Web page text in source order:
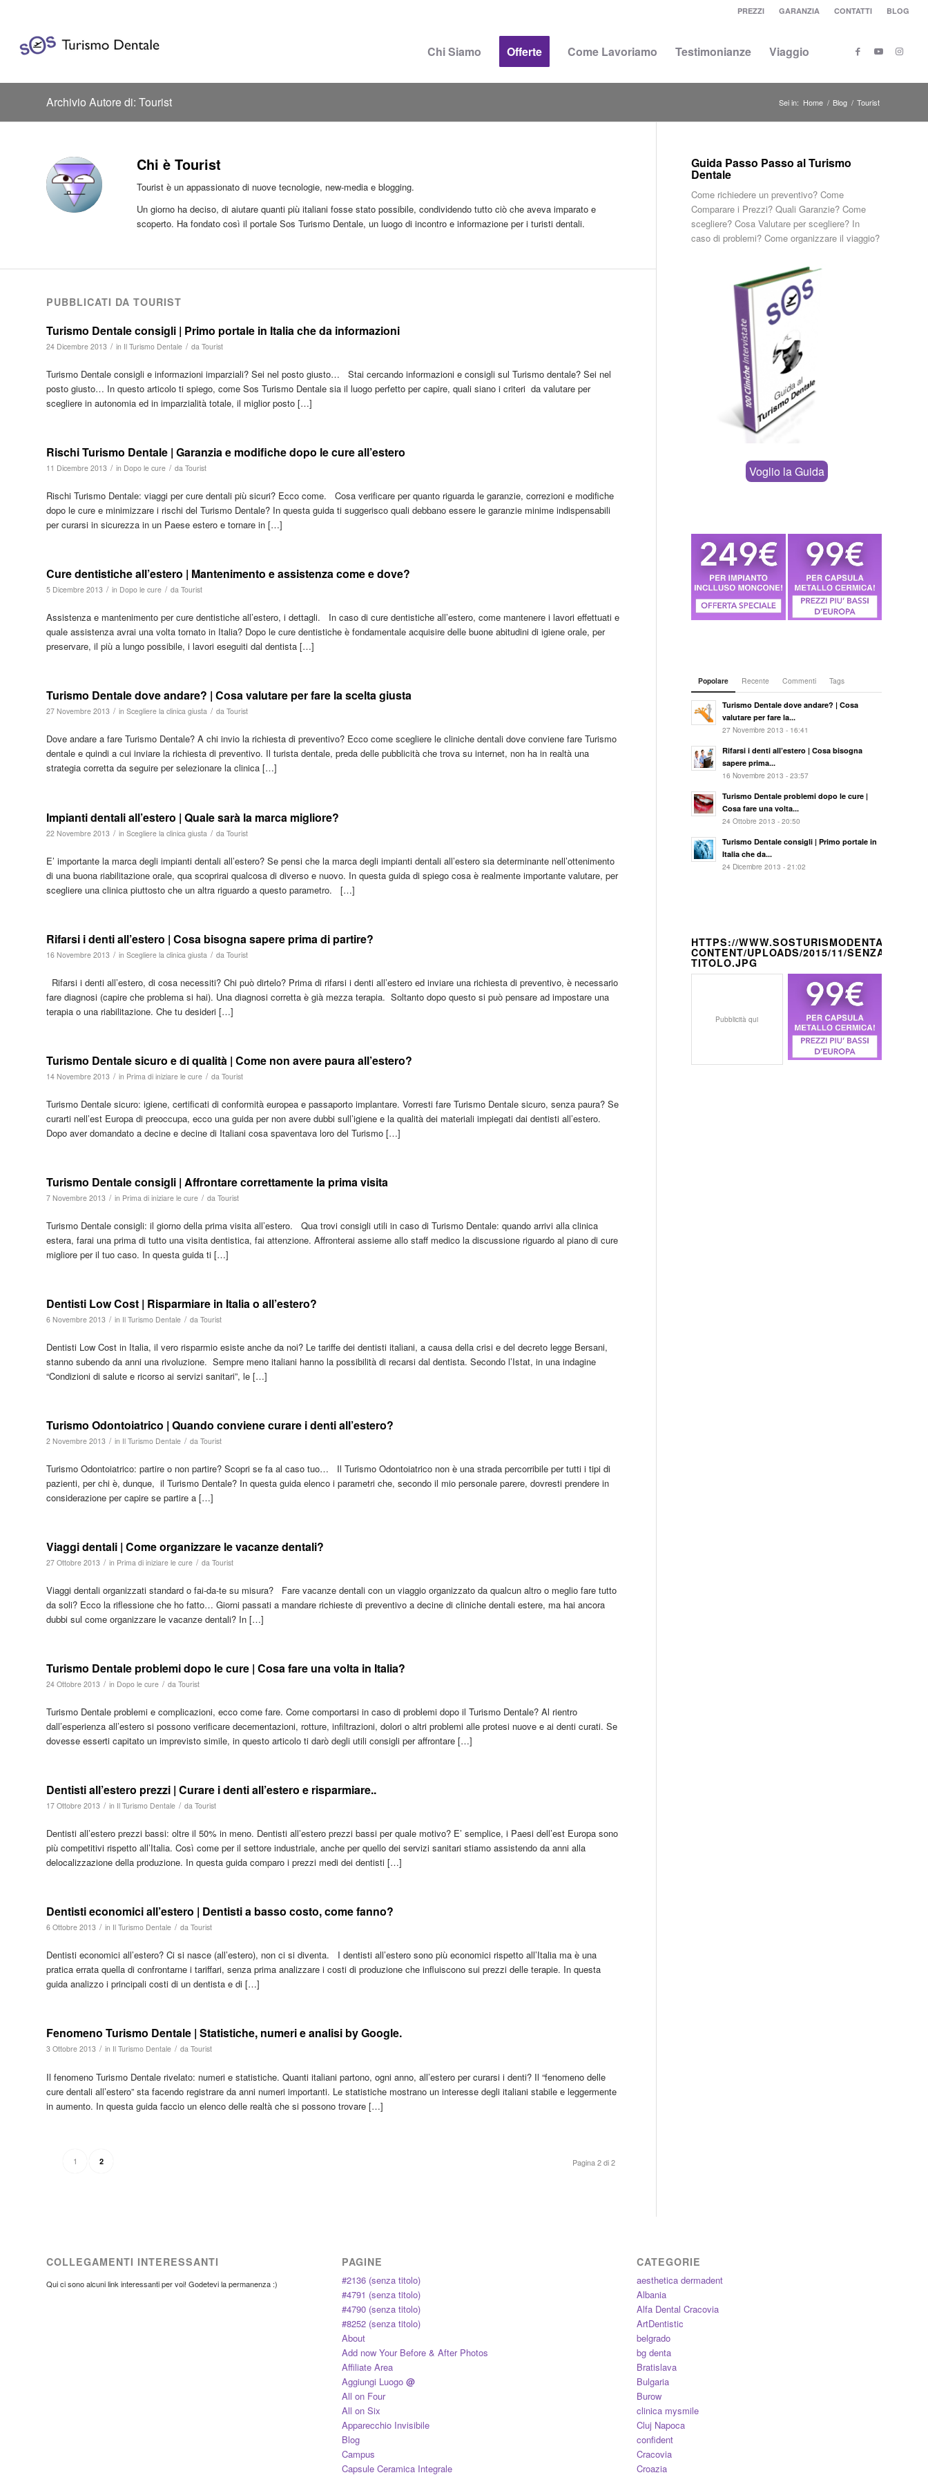
PREZZI GARANZIA CONTATTI BLOG
Chi Siamo Offerte Come Lavoriamo Testimonianze Viaggio
Archivio Autore di: Tourist Sei in: Home / Blog / Tourist
Chi è Tourist
Tourist è un appassionato di nuove tecnologie, new-media e blogging.
Un giorno ha deciso, di aiutare quanti più italiani fosse stato possibile, condividendo tutto ciò che aveva imparato e
scoperto. Ha fondato così il portale Sos Turismo Dentale, un luogo di incontro e informazione per i turisti dentali.
PUBBLICATI DA TOURIST
Turismo Dentale consigli | Primo portale in Italia che da informazioni
24 Dicembre 2013 / in Il Turismo Dentale / da Tourist
Turismo Dentale consigli e informazioni imparziali? Sei nel posto giusto… Stai cercando informazioni e consigli sul Turismo dentale? Sei nel
posto giusto… In questo articolo ti spiego, come Sos Turismo Dentale sia il luogo perfetto per capire, quali siano i criteri da valutare per
scegliere in autonomia ed in imparzialità totale, il miglior posto […]
Rischi Turismo Dentale | Garanzia e modifiche dopo le cure all’estero
11 Dicembre 2013 / in Dopo le cure / da Tourist
Rischi Turismo Dentale: viaggi per cure dentali più sicuri? Ecco come. Cosa verificare per quanto riguarda le garanzie, correzioni e modifiche
dopo le cure e minimizzare i rischi del Turismo Dentale? In questa guida ti suggerisco quali debbano essere le garanzie minime indispensabili
per curarsi in sicurezza in un Paese estero e tornare in […]
Cure dentistiche all’estero | Mantenimento e assistenza come e dove?
5 Dicembre 2013 / in Dopo le cure / da Tourist
Assistenza e mantenimento per cure dentistiche all’estero, i dettagli. In caso di cure dentistiche all’estero, come mantenere i lavori effettuati e
quale assistenza avrai una volta tornato in Italia? Dopo le cure dentistiche è fondamentale acquisire delle buone abitudini di igiene orale, per
preservare, il più a lungo possibile, i lavori eseguiti dal dentista […]
Turismo Dentale dove andare? | Cosa valutare per fare la scelta giusta
27 Novembre 2013 / in Scegliere la clinica giusta / da Tourist
Dove andare a fare Turismo Dentale? A chi invio la richiesta di preventivo? Ecco come scegliere le cliniche dentali dove conviene fare Turismo
dentale e quindi a cui inviare la richiesta di preventivo. Il turista dentale, preda delle pubblicità che trova su internet, non ha in realtà una
strategia corretta da seguire per selezionare la clinica […]
Impianti dentali all’estero | Quale sarà la marca migliore?
22 Novembre 2013 / in Scegliere la clinica giusta / da Tourist
E’ importante la marca degli impianti dentali all’estero? Se pensi che la marca degli impianti dentali all’estero sia determinante nell’ottenimento
di una buona riabilitazione orale, qua scoprirai qualcosa di diverso e nuovo. In questa guida di spiego cosa è realmente importante valutare, per
scegliere una clinica piuttosto che un altra riguardo a questo parametro. […]
Rifarsi i denti all’estero | Cosa bisogna sapere prima di partire?
16 Novembre 2013 / in Scegliere la clinica giusta / da Tourist
Rifarsi i denti all’estero, di cosa necessiti? Chi può dirtelo? Prima di rifarsi i denti all’estero ed inviare una richiesta di preventivo, è necessario
fare diagnosi (capire che problema si hai). Una diagnosi corretta è già mezza terapia. Soltanto dopo questo si può pensare ad impostare una
terapia o una riabilitazione. Che tu desideri […]
Turismo Dentale sicuro e di qualità | Come non avere paura all’estero?
14 Novembre 2013 / in Prima di iniziare le cure / da Tourist
Turismo Dentale sicuro: igiene, certificati di conformità europea e passaporto implantare. Vorresti fare Turismo Dentale sicuro, senza paura? Se
curarti nell’est Europa di preoccupa, ecco una guida per non avere dubbi sull’igiene e la qualità dei materiali impiegati dai dentisti all’estero.
Dopo aver domandato a decine e decine di Italiani cosa spaventava loro del Turismo […]
Turismo Dentale consigli | Affrontare correttamente la prima visita
7 Novembre 2013 / in Prima di iniziare le cure / da Tourist
Turismo Dentale consigli: il giorno della prima visita all’estero. Qua trovi consigli utili in caso di Turismo Dentale: quando arrivi alla clinica
estera, farai una prima di tutto una visita dentistica, fai attenzione. Affronterai assieme allo staff medico la discussione riguardo al piano di cure
migliore per il tuo caso. In questa guida ti […]
Dentisti Low Cost | Risparmiare in Italia o all’estero?
6 Novembre 2013 / in Il Turismo Dentale / da Tourist
Dentisti Low Cost in Italia, il vero risparmio esiste anche da noi? Le tariffe dei dentisti italiani, a causa della crisi e del decreto legge Bersani,
stanno subendo da anni una rivoluzione. Sempre meno italiani hanno la possibilità di recarsi dal dentista. Secondo l’Istat, in una indagine
“Condizioni di salute e ricorso ai servizi sanitari”, le […]
Turismo Odontoiatrico | Quando conviene curare i denti all’estero?
2 Novembre 2013 / in Il Turismo Dentale / da Tourist
Turismo Odontoiatrico: partire o non partire? Scopri se fa al caso tuo… Il Turismo Odontoiatrico non è una strada percorribile per tutti i tipi di
pazienti, per chi è, dunque, il Turismo Dentale? In questa guida elenco i parametri che, secondo il mio personale parere, dovresti prendere in
considerazione per capire se partire a […]
Viaggi dentali | Come organizzare le vacanze dentali?
27 Ottobre 2013 / in Prima di iniziare le cure / da Tourist
Viaggi dentali organizzati standard o fai-da-te su misura? Fare vacanze dentali con un viaggio organizzato da qualcun altro o meglio fare tutto
da soli? Ecco la riflessione che ho fatto… Giorni passati a mandare richieste di preventivo a decine di cliniche dentali estere, ma hai ancora
dubbi sul come organizzare le vacanze dentali? In […]
Turismo Dentale problemi dopo le cure | Cosa fare una volta in Italia?
24 Ottobre 2013 / in Dopo le cure / da Tourist
Turismo Dentale problemi e complicazioni, ecco come fare. Come comportarsi in caso di problemi dopo il Turismo Dentale? Al rientro
dall’esperienza all’estero si possono verificare decementazioni, rotture, infiltrazioni, dolori o altri problemi alle protesi nuove e ai denti curati. Se
dovesse esserti capitato un imprevisto simile, in questo articolo ti darò degli utili consigli per affrontare […]
Dentisti all’estero prezzi | Curare i denti all’estero e risparmiare..
17 Ottobre 2013 / in Il Turismo Dentale / da Tourist
Dentisti all’estero prezzi bassi: oltre il 50% in meno. Dentisti all’estero prezzi bassi per quale motivo? E’ semplice, i Paesi dell’est Europa sono
più competitivi rispetto all’Italia. Così come per il settore industriale, anche per quello dei servizi sanitari stiamo assistendo da anni alla
delocalizzazione della produzione. In questa guida comparo i prezzi medi dei dentisti […]
Dentisti economici all’estero | Dentisti a basso costo, come fanno?
6 Ottobre 2013 / in Il Turismo Dentale / da Tourist
Dentisti economici all’estero? Ci si nasce (all’estero), non ci si diventa. I dentisti all’estero sono più economici rispetto all’Italia ma è una
pratica errata quella di confrontarne i tariffari, senza prima analizzare i costi di produzione che influiscono sui prezzi delle terapie. In questa
guida analizzo i principali costi di un dentista e di […]
Fenomeno Turismo Dentale | Statistiche, numeri e analisi by Google.
3 Ottobre 2013 / in Il Turismo Dentale / da Tourist
Il fenomeno Turismo Dentale rivelato: numeri e statistiche. Quanti italiani partono, ogni anno, all’estero per curarsi i denti? Il “fenomeno delle
cure dentali all’estero” sta facendo registrare da anni numeri importanti. Le statistiche mostrano un interesse degli italiani stabile e leggermente
in aumento. In questa guida faccio un elenco delle realtà che si possono trovare […]
Pagina 2 di 2
1 2
Guida Passo Passo al Turismo
Dentale
Come richiedere un preventivo? Come
Comparare i Prezzi? Quali Garanzie? Come
scegliere? Cosa Valutare per scegliere? In
caso di problemi? Come organizzare il viaggio?
Voglio la Guida
Popolare Recente Commenti Tags
Turismo Dentale dove andare? | Cosa
valutare per fare la...
27 Novembre 2013 - 16:41
Rifarsi i denti all’estero | Cosa bisogna
sapere prima...
16 Novembre 2013 - 23:57
Turismo Dentale problemi dopo le cure |
Cosa fare una volta...
24 Ottobre 2013 - 20:50
Turismo Dentale consigli | Primo portale in
Italia che da...
24 Dicembre 2013 - 21:02
HTTPS://WWW.SOSTURISMODENTALE.IT/
CONTENT/UPLOADS/2015/11/SENZA-
TITOLO.JPG
Pubblicità qui
COLLEGAMENTI INTERESSANTI
Qui ci sono alcuni link interessanti per voi! Godetevi la permanenza :)
PAGINE
#2136 (senza titolo)
#4791 (senza titolo)
#4790 (senza titolo)
#8252 (senza titolo)
About
Add now Your Before & After Photos
Affiliate Area
Aggiungi Luogo @
All on Four
All on Six
Apparecchio Invisibile
Blog
Campus
Capsule Ceramica Integrale
CATEGORIE
aesthetica dermadent
Albania
Alfa Dental Cracovia
ArtDentistic
belgrado
bg denta
Bratislava
Bulgaria
Burow
clinica mysmile
Cluj Napoca
confident
Cracovia
Croazia